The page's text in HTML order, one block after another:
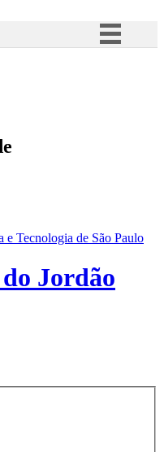
Acesso à informação
e Tecnologia de São Paulo
Jordão